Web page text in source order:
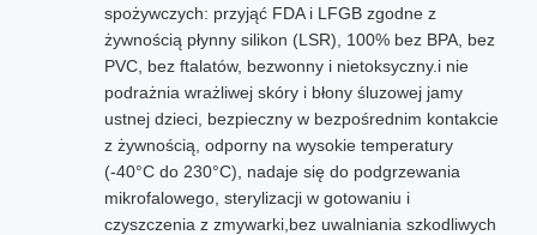
spożywczych: przyjąć FDA i LFGB zgodne z
żywnością płynny silikon (LSR), 100% bez BPA, bez
PVC, bez ftalatów, bezwonny i nietoksyczny.i nie
podrażnia wrażliwej skóry i błony śluzowej jamy
ustnej dzieci, bezpieczny w bezpośrednim kontakcie
z żywnością, odporny na wysokie temperatury
(-40°C do 230°C), nadaje się do podgrzewania
mikrofalowego, sterylizacji w gotowaniu i
czyszczenia z zmywarki,bez uwalniania szkodliwych